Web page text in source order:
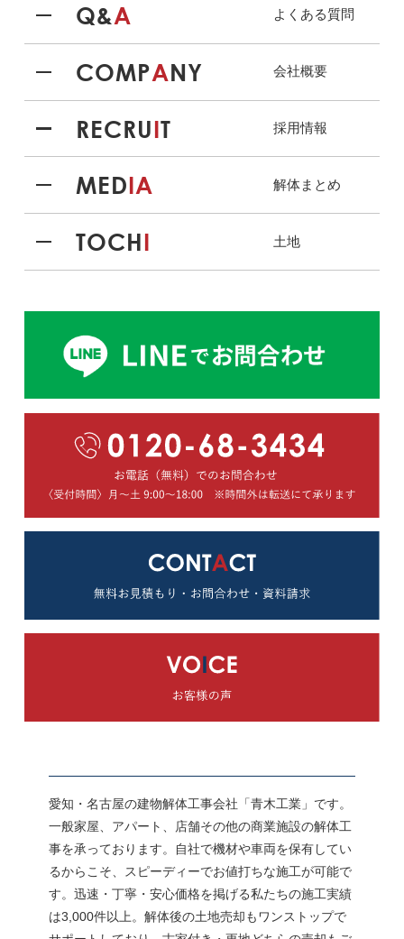
Q&A よくある質問
COMPANY 会社概要
RECRUIT 採用情報
MEDIA 解体まとめ
TOCHI 土地
愛知・名古屋の建物解体工事会社「青木工業」です。
一般家屋、アパート、店舗その他の商業施設の解体工
事を承っております。自社で機材や車両を保有してい
るからこそ、スピーディーでお値打ちな施工が可能で
す。迅速・丁寧・安心価格を掲げる私たちの施工実績
は3,000件以上。解体後の土地売却もワンストップで